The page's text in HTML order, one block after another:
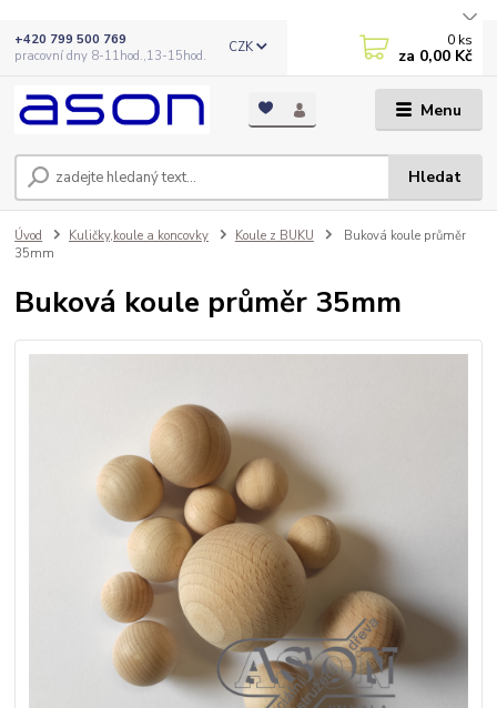
Menu
CZK
Hledat
+420 799 500 769
pracovní dny 8-11hod.,13-15hod.
0 ks
za 0,00 Kč
Úvod Kuličky,koule a koncovky Koule z BUKU
Buková koule průměr
35mm
Buková koule průměr 35mm